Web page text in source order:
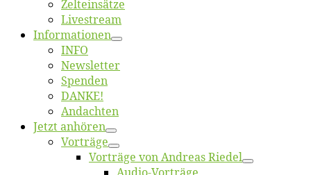
Zelt­ein­sät­ze
Live­stream
Informatio­nen
INFO
News­let­ter
Spen­den
DANKE!
An­dach­ten
Jetzt an­hö­ren
Vor­trä­ge
Vor­trä­ge von An­dre­as Riedel